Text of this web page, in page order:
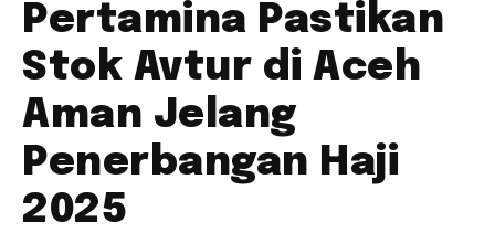
Pertamina Pastikan
Stok Avtur di Aceh
Aman Jelang
Penerbangan Haji
2025